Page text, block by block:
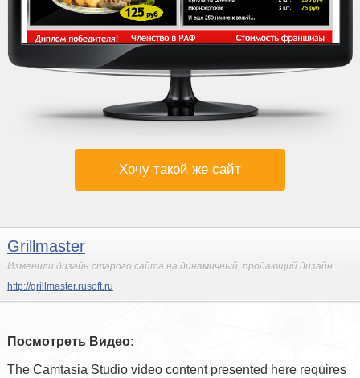
Хочу такой же сайт
Grillmaster
Изменили дизайн старого сайта на динамичный, продающий дизайн...
http://grillmaster.rusoft.ru
Посмотреть Видео:
The Camtasia Studio video content presented here requires